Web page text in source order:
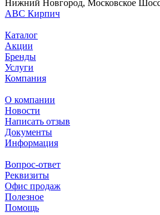
Нижний Новгород, Московское
АВС Кирпич
Каталог
Акции
Бренды
Услуги
Компания
О компании
Новости
Написать отзыв
Документы
Информация
Вопрос-ответ
Реквизиты
Офис продаж
Полезное
Помощь